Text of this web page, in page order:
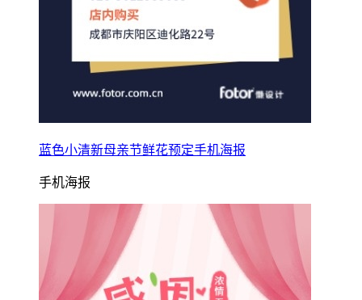
蓝色小清新母亲节鲜花预定手机海报
手机海报